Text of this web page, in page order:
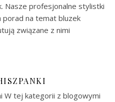
Nasze profesjonalne stylistki
porad na temat bluzek
związane z nimi
W tej kategorii z blogowymi